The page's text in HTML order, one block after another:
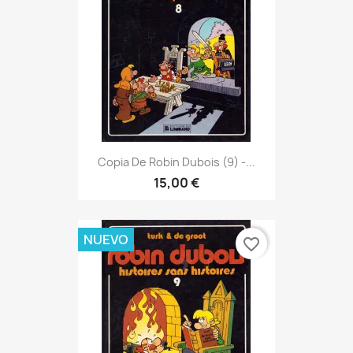
Copia De Robin Dubois (9) -...
15,00 €
NUEVO favorite_border